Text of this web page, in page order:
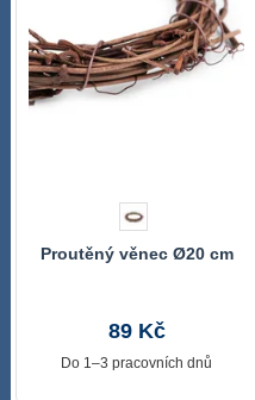
Proutěný věnec Ø20 cm
89 Kč
Do 1–3 pracovních dnů